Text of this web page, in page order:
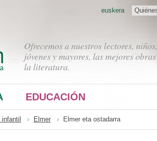
Ofrecemos a nuestros lectores, niños,
jóvenes y mayores, las mejores
la literatura.
euskera
EDUCACIÓN
Elmer Elmer eta ostadarra